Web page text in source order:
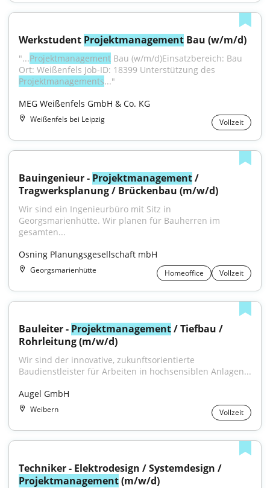
Werkstudent Projektmanagement Bau (w/m/d)
"...Projektmanagement Bau (w/m/d)Einsatzbereich: Bau
Projektmanagements..."
MEG Weißenfels GmbH & Co. KG
Weißenfels bei Leipzig Vollzeit
Bauingenieur - Projektmanagement /
Tragwerksplanung / Brückenbau (m/w/d)
Wir sind ein Ingenieurbüro mit Sitz in
Georgsmarienhütte. Wir planen für Bauherren im
gesamten...
Osning Planungsgesellschaft mbH
Georgsmarienhütte Homeoffice Vollzeit
Bauleiter - Projektmanagement / Tiefbau /
Rohrleitung (m/w/d)
Wir sind der innovative, zukunftsorientierte
Baudienstleister für Arbeiten in hochsensiblen Anlagen...
Augel GmbH
Weibern Vollzeit
Projektmanagement (m/w/d)